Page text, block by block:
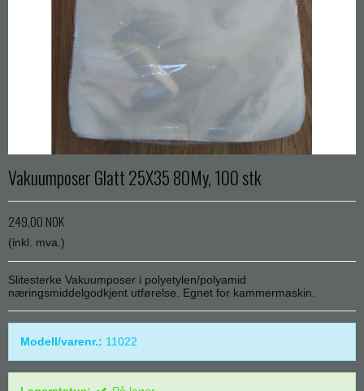
Vakuumposer Glatt 25X35 80My, 100 stk
249,00 NOK
(inkl. mva.)
Slitesterke Vakuumposer i polyetylen/polyamid
næringsmiddelgodkjent utførelse. Egnet for kammermaskin.
Modell/varenr.: 11022